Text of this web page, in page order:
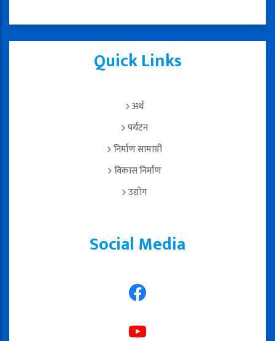
Quick Links
अर्थ
पर्यटन
निर्माण सामाग्री
विकास निर्माण
उद्योग
Social Media